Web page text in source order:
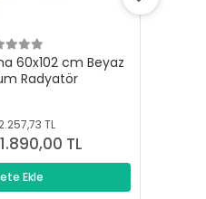
60x102 cm Beyaz
Radyatör
TL
TL
Ekle